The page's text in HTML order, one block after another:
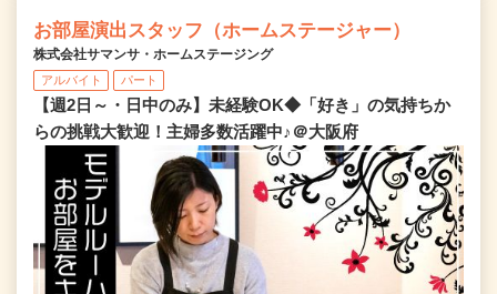
お部屋演出スタッフ（ホームステージャー）
株式会社サマンサ・ホームステージング
アルバイト パート
【週2日～・日中のみ】未経験OK◆「好き」の気持ちか
らの挑戦大歓迎！主婦多数活躍中♪＠大阪府